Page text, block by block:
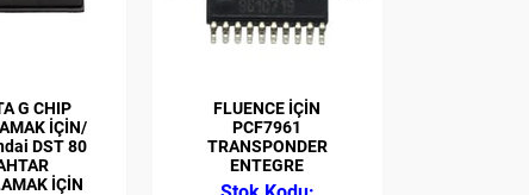
G CHIP
İÇİN/
DST 80
İÇİN
FLUENCE İÇİN
PCF7961
TRANSPONDER
ENTEGRE